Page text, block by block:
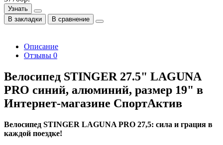
Узнать
В закладки
В сравнение
Описание
Отзывы 0
Велосипед STINGER 27.5" LAGUNA
PRO синий, алюминий, размер 19" в
Интернет-магазине СпортАктив
Велосипед STINGER LAGUNA PRO 27,5: сила и грация в
каждой поездке!